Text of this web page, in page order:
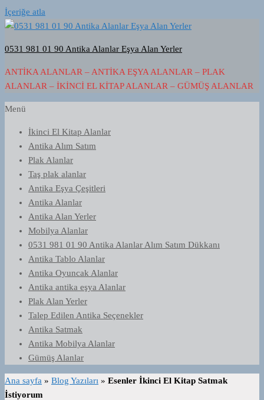
İçeriğe atla
0531 981 01 90 Antika Alanlar Eşya Alan Yerler
ANTIKA ALANLAR – ANTIKA EŞYA ALANLAR – PLAK
ALANLAR – İKINCI EL KITAP ALANLAR – GÜMÜŞ ALANLAR
Menü
İkinci El Kitap Alanlar
Antika Alım Satım
Plak Alanlar
Taş plak alanlar
Antika Eşya Çeşitleri
Antika Alanlar
Antika Alan Yerler
Mobilya Alanlar
0531 981 01 90 Antika Alanlar Alım Satım Dükkanı
Antika Tablo Alanlar
Antika Oyuncak Alanlar
Antika antika eşya Alanlar
Plak Alan Yerler
Talep Edilen Antika Seçenekler
Antika Satmak
Antika Mobilya Alanlar
Gümüş Alanlar
Ana sayfa » Blog Yazıları » Esenler İkinci El Kitap Satmak
İstiyorum